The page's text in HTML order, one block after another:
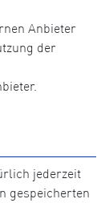
Anbieter
der
jederzeit
gespeicherten